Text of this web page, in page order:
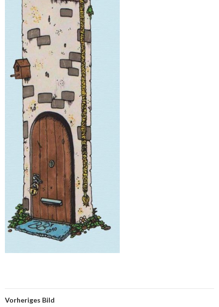
Vorheriges Bild